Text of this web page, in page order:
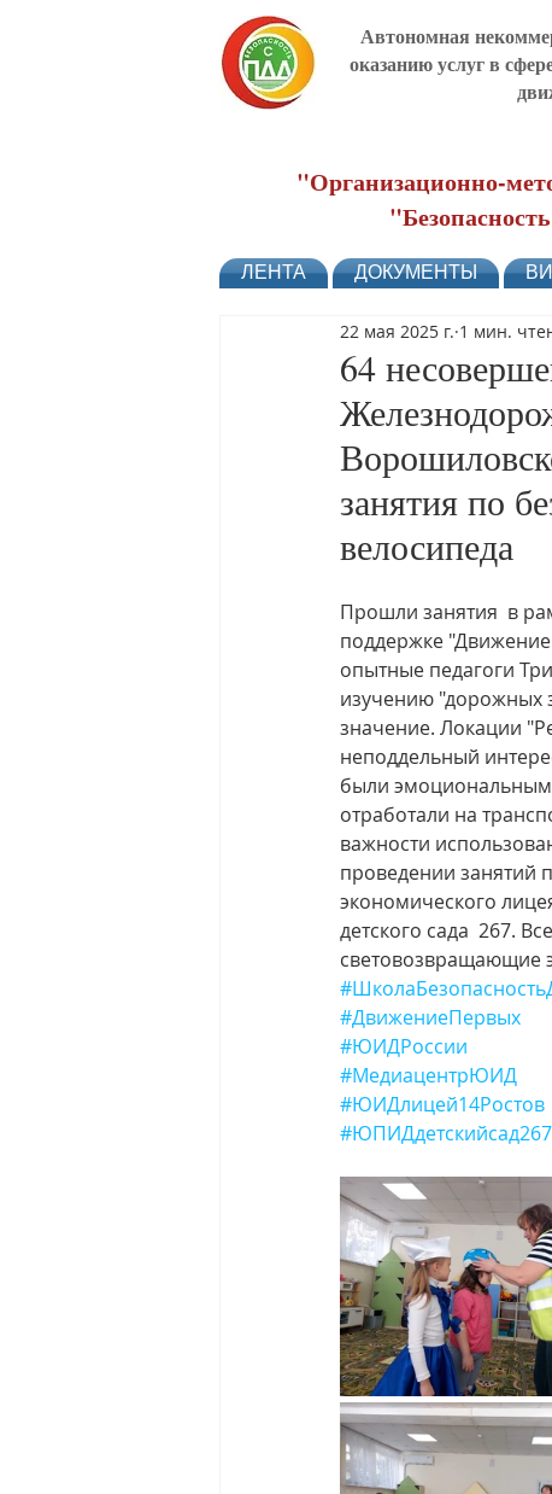
Автономная
оказанию услуг в
"Организационно-
ЛЕНТА ДОКУМЕНТЫ
64
занятия по
велосипеда
22 мая 2025 г. 1 мин.
Прошли занятия  в
поддержке
опытные педагоги
изучению "дорожных
значение. Локации
неподдельный
были
отработали на
важности
проведении занятий
экономического
детского сада  267.
световозвращающие
#ДвижениеПервых
#ЮИДРоссии
#МедиацентрЮИД
#ЮИДлицей14Ростов